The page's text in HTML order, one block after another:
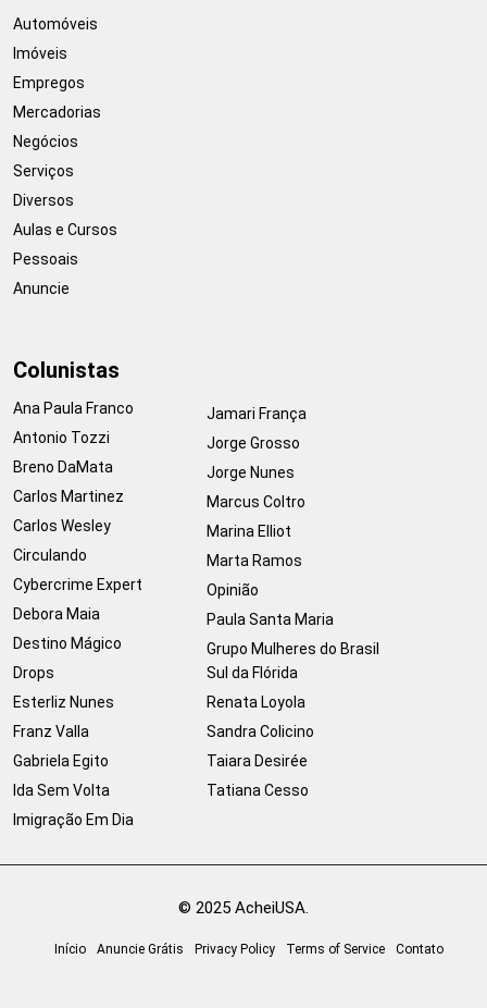
Automóveis
Imóveis
Empregos
Mercadorias
Negócios
Serviços
Diversos
Aulas e Cursos
Pessoais
Anuncie
Colunistas
Ana Paula Franco
Antonio Tozzi
Breno DaMata
Carlos Martinez
Carlos Wesley
Circulando
Cybercrime Expert
Debora Maia
Destino Mágico
Drops
Esterliz Nunes
Franz Valla
Gabriela Egito
Ida Sem Volta
Imigração Em Dia
Jamari França
Jorge Grosso
Jorge Nunes
Marcus Coltro
Marina Elliot
Marta Ramos
Opinião
Paula Santa Maria
Grupo Mulheres do Brasil
Sul da Flórida
Renata Loyola
Sandra Colicino
Taiara Desirée
Tatiana Cesso
© 2025 AcheiUSA.
Início Anuncie Grátis Privacy Policy Terms of Service Contato